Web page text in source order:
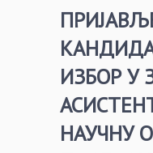
ИЗБОР У
НАУЧНУ